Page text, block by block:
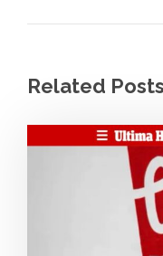
Related Posts